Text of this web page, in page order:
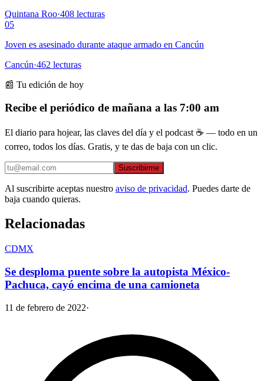
Quintana Roo·408 lecturas
05
Joven es asesinado durante ataque armado en Cancún
Cancún·462 lecturas
📰 Tu edición de hoy
Recibe el periódico de mañana a las 7:00 am
El diario para hojear, las claves del día y el podcast ☕ — todo en un
correo, todos los días. Gratis, y te das de baja con un clic.
Suscribirme
Al suscribirte aceptas nuestro aviso de privacidad. Puedes darte de
baja cuando quieras.
Relacionadas
CDMX
Se desploma puente sobre la autopista México-
Pachuca, cayó encima de una camioneta
11 de febrero de 2022·